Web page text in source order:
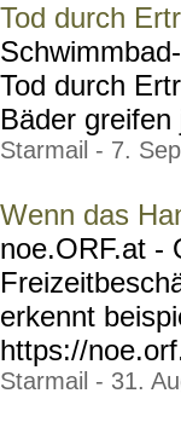
Tod durch
Tod durch
Bäder
Starmail - 7.
Wenn das
noe.ORF.at -
erkennt
https://
Starmail - 31.